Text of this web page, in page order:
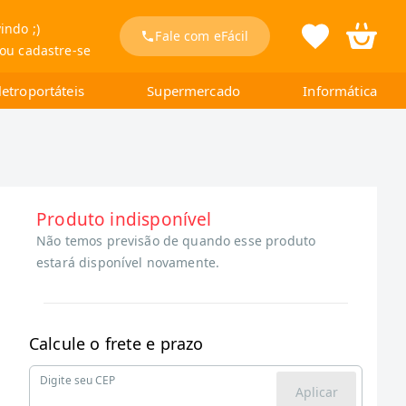
;)
cadastre-se
Fale com eFácil
Supermercado Informática
Produto indisponível
Não temos previsão de quando esse produto
estará disponível novamente.
Calcule o frete e prazo
Digite seu CEP
Aplicar